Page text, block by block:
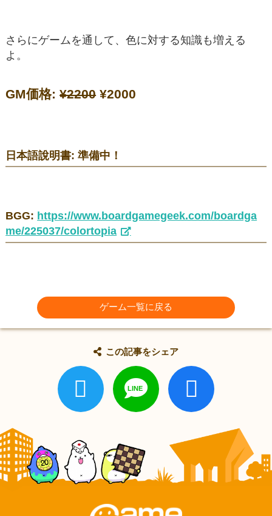
さらにゲームを通して、色に対する知識も増える
よ。
GM価格:¥2200 ¥2000
日本語說明書: 準備中！
BGG: https://www.boardgamegeek.com/boardga
me/225037/colortopia
ゲーム一覧に戻る
この記事をシェア